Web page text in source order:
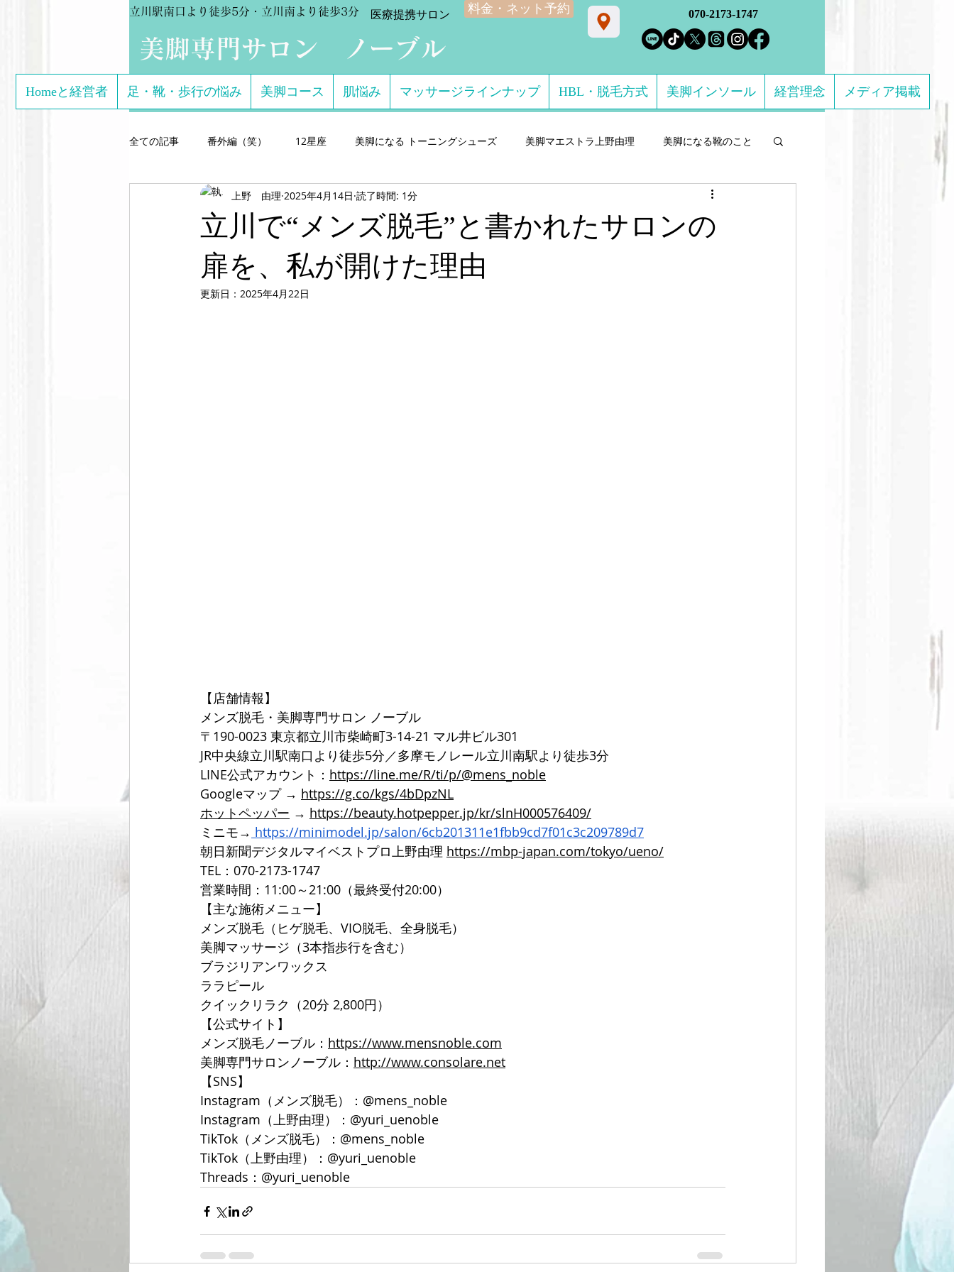
立川駅南口より徒歩5分・立川南より徒歩3分
​美脚専門サロン ノーブル
料金・ネット予約
​医療提携サロン 070-2173-1747
Homeと経営者 足・靴・歩行の悩み 美脚コース 肌悩み マッサージラインナップ HBL・脱毛方式 美脚インソール 経営理念 メディア掲載
全ての記事 番外編（笑） 12星座 美脚になる トーニングシューズ 美脚マエストラ上野由理 美脚になる靴のこと
芸能関係のお客様体験談 美脚専門サロン salon de consolare サロン・ド・コン
こどもの足 美脚になる サンダル・ミュール 美脚になる ストッキング・フットウエア
立川で“メンズ脱毛”と書かれたサロンの
扉を、私が開けた理由
上野 由理 2025年4月14日 読了時間: 1分
更新日： 2025年4月22日
【店舗情報】
メンズ脱毛・美脚専門サロン ノーブル
〒190-0023 東京都立川市柴崎町3-14-21 マル井ビル301
JR中央線立川駅南口より徒歩5分／多摩モノレール立川南駅より徒歩3分
LINE公式アカウント： https://line.me/R/ti/p/@mens_noble
Googleマップ → https://g.co/kgs/4bDpzNL
ホットペッパー → https://beauty.hotpepper.jp/kr/slnH000576409/
ミニモ→ https://minimodel.jp/salon/6cb201311e1fbb9cd7f01c3c209789d7
朝日新聞デジタルマイベストプロ上野由理 https://mbp-japan.com/tokyo/ueno/
TEL：070-2173-1747
営業時間：11:00～21:00（最終受付20:00）
【主な施術メニュー】
メンズ脱毛（ヒゲ脱毛、VIO脱毛、全身脱毛）
美脚マッサージ（3本指歩行を含む）
ブラジリアンワックス
ララピール
クイックリラク（20分 2,800円）
【公式サイト】
メンズ脱毛ノーブル： https://www.mensnoble.com
美脚専門サロンノーブル： http://www.consolare.net
【SNS】
Instagram（メンズ脱毛）：@mens_noble
Instagram（上野由理）：@yuri_uenoble
TikTok（メンズ脱毛）：@mens_noble
TikTok（上野由理）：@yuri_uenoble
Threads：@yuri_uenoble